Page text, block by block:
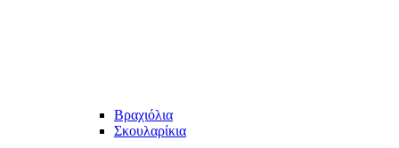
Βραχιόλια
Σκουλαρίκια